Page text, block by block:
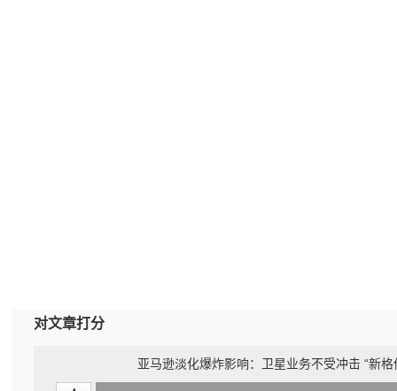
对文章打分
亚马逊淡化爆炸影响：卫星业务不受冲击 “新